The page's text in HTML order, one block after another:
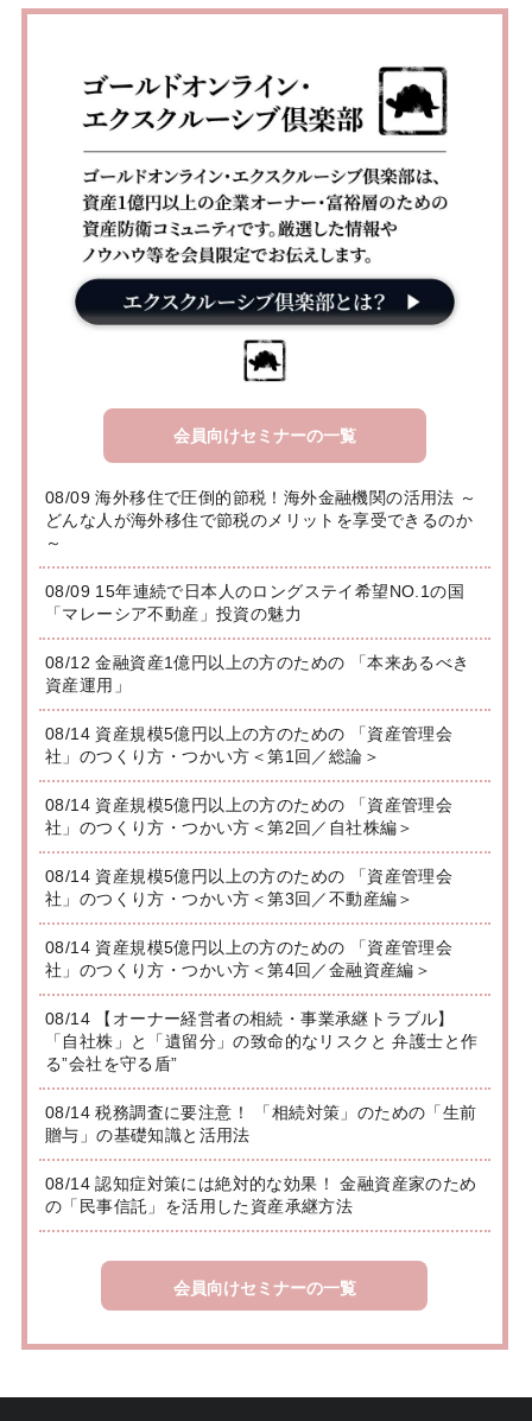
会員向けセミナーの一覧
08/09 海外移住で圧倒的節税！海外金融機関の活用法 ～
どんな人が海外移住で節税のメリットを享受できるのか
～
08/09 15年連続で日本人のロングステイ希望NO.1の国
「マレーシア不動産」投資の魅力
08/12 金融資産1億円以上の方のための 「本来あるべき
資産運用」
08/14 資産規模5億円以上の方のための 「資産管理会
社」のつくり方・つかい方＜第1回／総論＞
08/14 資産規模5億円以上の方のための 「資産管理会
社」のつくり方・つかい方＜第2回／自社株編＞
08/14 資産規模5億円以上の方のための 「資産管理会
社」のつくり方・つかい方＜第3回／不動産編＞
08/14 資産規模5億円以上の方のための 「資産管理会
社」のつくり方・つかい方＜第4回／金融資産編＞
08/14 【オーナー経営者の相続・事業承継トラブル】
「自社株」と「遺留分」の致命的なリスクと 弁護士と作
る”会社を守る盾”
08/14 税務調査に要注意！ 「相続対策」のための「生前
贈与」の基礎知識と活用法
08/14 認知症対策には絶対的な効果！ 金融資産家のため
の「民事信託」を活用した資産承継方法
会員向けセミナーの一覧